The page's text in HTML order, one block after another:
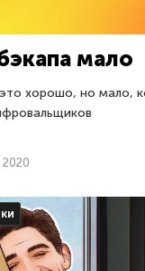
мало
хорошо, но мало,